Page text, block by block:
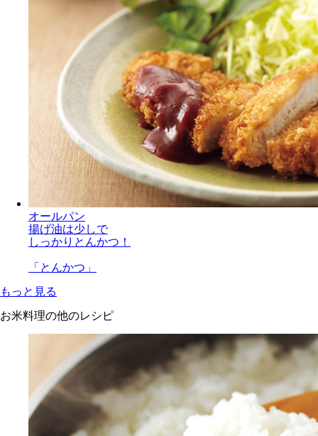
オールパン
揚げ油は少しで
しっかりとんかつ！
「とんかつ」
もっと見る
お米料理の他のレシピ